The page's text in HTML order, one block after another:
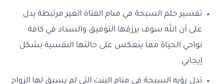
تفسير حلم السبحة في منام الفتاة الغير مرتبطة يدل
على أن الله سوف يرزقها التوفيق والسداد في كافة
نواحي الحياة مما ينعكس على حالتها النفسية بشكل
إيجابي.
تدل رؤيه السبحة في منام البنت التي لم يسبق لها الزواج